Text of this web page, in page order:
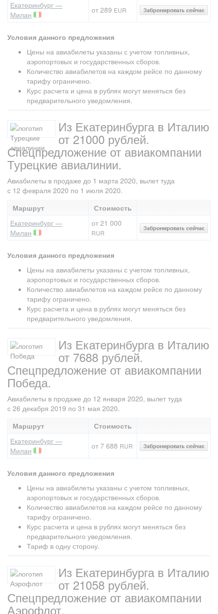
Екатеринбург —
Милан
от 289 EUR
Условия данного предложения
Цены на авиабилеты указаны с учетом топливных,
аэропортовых и государственных сборов.
Количество авиабилетов на каждом рейсе по данному
тарифу ограничено.
Курс расчета и цена в рублях могут меняться без
предварительного уведомления.
Из Екатеринбурга в Италию
от 21000 рублей.
Спецпредложение от авиакомпании
Турецкие авиалинии.
Авиабилеты в продаже до 1 марта 2020, вылет туда
с 12 февраля 2020 по 1 июля 2020.
Маршрут
Стоимость
Екатеринбург —
Милан
от 21 000
RUR
Условия данного предложения
Цены на авиабилеты указаны с учетом топливных,
аэропортовых и государственных сборов.
Количество авиабилетов на каждом рейсе по данному
тарифу ограничено.
Курс расчета и цена в рублях могут меняться без
предварительного уведомления.
Из Екатеринбурга в Италию
от 7688 рублей.
Спецпредложение от авиакомпании
Победа.
Авиабилеты в продаже до 12 января 2020, вылет туда
с 26 декабря 2019 по 31 мая 2020.
Маршрут
Стоимость
Екатеринбург —
Милан
от 7 688 RUR
Условия данного предложения
Цены на авиабилеты указаны с учетом топливных,
аэропортовых и государственных сборов.
Количество авиабилетов на каждом рейсе по данному
тарифу ограничено.
Курс расчета и цена в рублях могут меняться без
предварительного уведомления.
Тариф в одну сторону.
Из Екатеринбурга в Италию
от 21058 рублей.
Спецпредложение от авиакомпании
Аэрофлот.